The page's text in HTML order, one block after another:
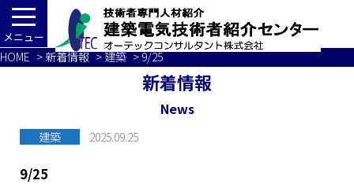
メニュー
HOME > 新着情報 >建築 > 9/25
新着情報
News
建築 2025.09.25
9/25